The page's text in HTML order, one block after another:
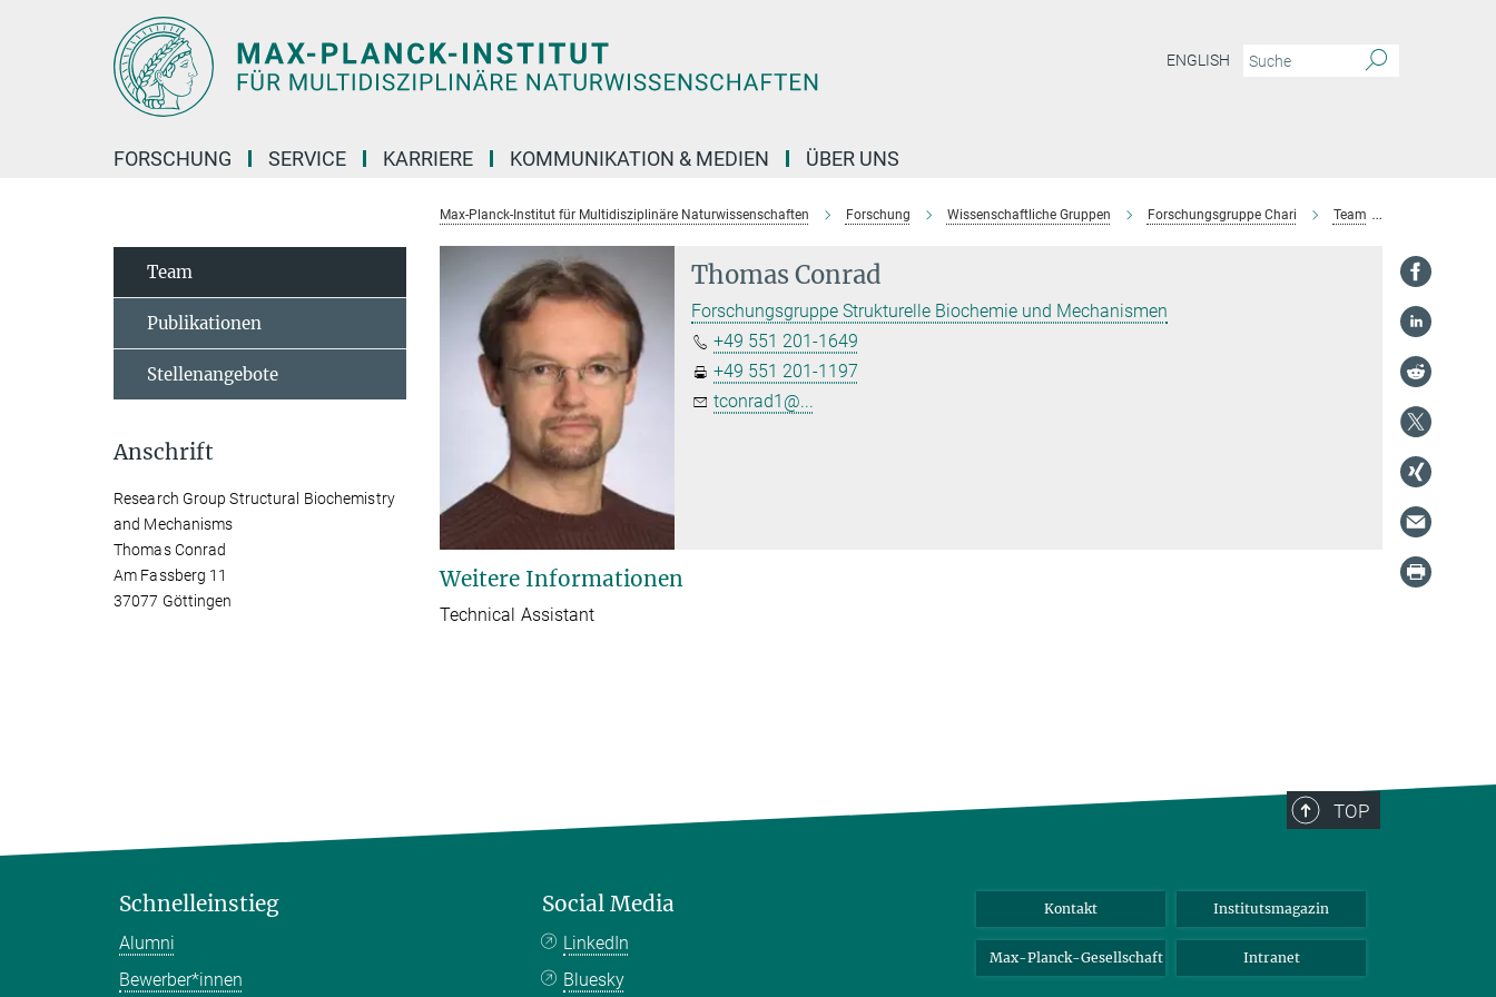
ENGLISH
FORSCHUNG SERVICE KARRIERE KOMMUNIKATION & MEDIEN ÜBER UNS
Max-Planck-Institut für Multidisziplinäre Naturwissenschaften Forschung Wissenschaftliche Gruppen Forschungsgruppe Chari Team
Thomas Conrad
Forschungsgruppe Strukturelle Biochemie und Mechanismen
+49 551 201-1649
+49 551 201-1197
tconrad1@...
Weitere Informationen
Technical Assistant
Team
Publikationen
Stellenangebote
Anschrift
Research Group Structural Biochemistry
and Mechanisms
Thomas Conrad
Am Fassberg 11
37077 Göttingen
TOP
Schnelleinstieg
Alumni
Bewerber*innen
Social Media
LinkedIn
Bluesky
Kontakt Institutsmagazin
Max-Planck-Gesellschaft Intranet